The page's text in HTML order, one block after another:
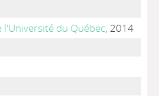
l'Université du Québec, 2014